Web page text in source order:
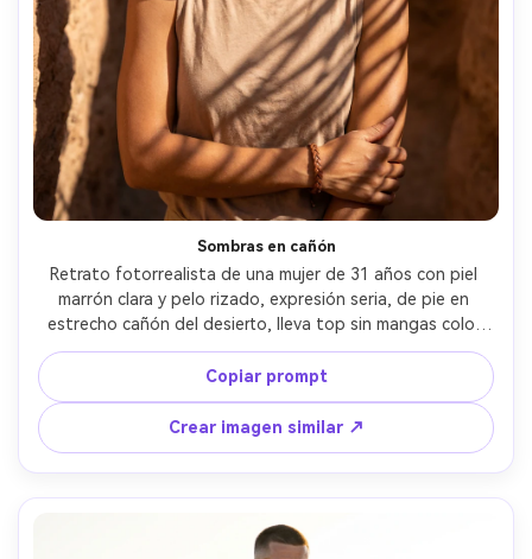
Sombras en cañón
Retrato fotorrealista de una mujer de 31 años con piel
marrón clara y pelo rizado, expresión seria, de pie en
estrecho cañón del desierto, lleva top sin mangas color
arena y pulsera de cuero simple, sombras rayadas
dramáticas de las paredes del cañón sobre el rostro y
hombros, relleno cálido rebotado, Sony A1, 85mm f/1.4,
encuadre ajustado de retrato, mood editorial de alto
contraste, sombras realistas, ojos nítidos, alta resolución
--ar 4:5
Copiar prompt
Crear imagen similar ↗